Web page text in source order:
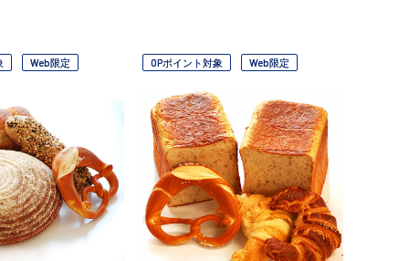
Web限定 OPポイント対象 Web限定